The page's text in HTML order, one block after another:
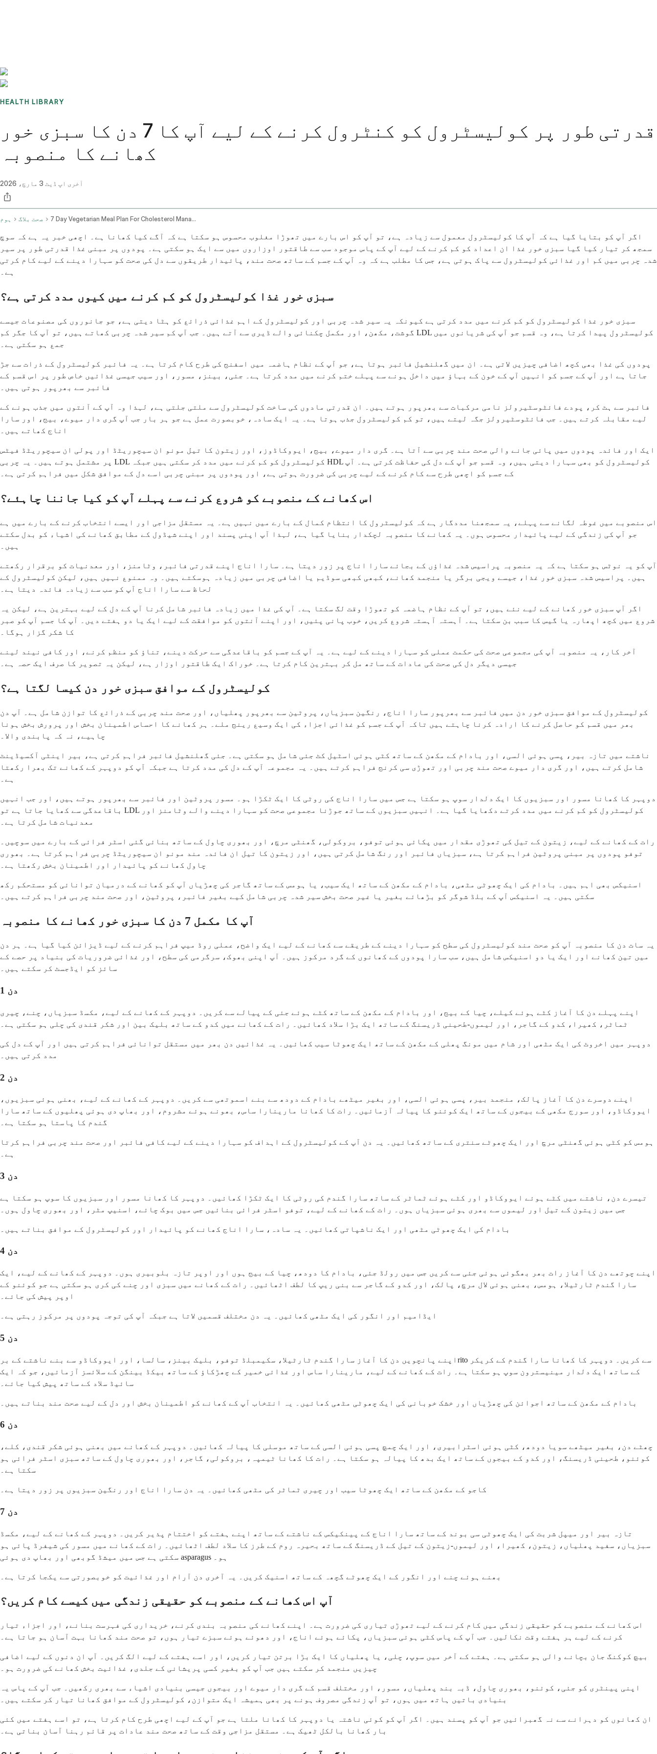
HEALTH LIBRARY
قدرتی طور پر کولیسٹرول کو کنٹرول کرنے کے لیے آپ کا 7 دن کا سبزی خور
کھانے کا منصوبہ
آخری اپ ڈیٹ 3 مارچ، 2026
ہوم صحت بلاگ 7 Day Vegetarian Meal Plan For Cholesterol Management
اگر آپ کو بتایا گیا ہے کہ آپ کا کولیسٹرول معمول سے زیادہ ہے، تو آپ کو اس بارے میں تھوڑا مغلوب محسوس ہو سکتا ہے کہ آگے کیا کھانا ہے۔ اچھی خبر یہ ہے کہ سوچ
سمجھ کر تیار کیا گیا سبزی خور غذا ان اعداد کو کم کرنے کے لیے آپ کے پاس موجود سب سے طاقتور اوزاروں میں سے ایک ہو سکتی ہے۔ پودوں پر مبنی غذا قدرتی طور پر سیر
شدہ چربی میں کم اور غذائی کولیسٹرول سے پاک ہوتی ہے، جس کا مطلب ہے کہ وہ آپ کے جسم کے ساتھ صحت مند، پائیدار طریقوں سے دل کی صحت کو سہارا دینے کے لیے کام کرتی
ہے۔
سبزی خور غذا کولیسٹرول کو کم کرنے میں کیوں مدد کرتی ہے؟
سبزی خور غذا کولیسٹرول کو کم کرنے میں مدد کرتی ہے کیونکہ یہ سیر شدہ چربی اور کولیسٹرول کے اہم غذائی ذرائع کو ہٹا دیتی ہے، جو جانوروں کی مصنوعات جیسے
گوشت، مکھن، اور مکمل چکنائی والے ڈیری سے آتے ہیں۔ جب آپ کم سیر شدہ چربی کھاتے ہیں، تو آپ کا جگر کم LDL کولیسٹرول پیدا کرتا ہے، وہ قسم جو آپ کی شریانوں میں
جمع ہو سکتی ہے۔
پودوں کی غذا بھی کچھ اضافی چیزیں لاتی ہے۔ ان میں گھلنشیل فائبر ہوتا ہے، جو آپ کے نظام ہاضمہ میں اسفنج کی طرح کام کرتا ہے۔ یہ فائبر کولیسٹرول کے ذرات سے جڑ
جاتا ہے اور آپ کے جسم کو انہیں آپ کے خون کے بہاؤ میں داخل ہونے سے پہلے ختم کرنے میں مدد کرتا ہے۔ جئی، بینز، مسور، اور سیب جیسی غذائیں خاص طور پر اس قسم کے
فائبر سے بھرپور ہوتی ہیں۔
فائبر سے ہٹ کر، پودے فائٹوسٹیرولز نامی مرکبات سے بھرپور ہوتے ہیں۔ ان قدرتی مادوں کی ساخت کولیسٹرول سے ملتی جلتی ہے، لہذا وہ آپ کے آنتوں میں جذب ہونے کے
لیے مقابلہ کرتے ہیں۔ جب فائٹوسٹیرولز جگہ لیتے ہیں، تو کم کولیسٹرول جذب ہوتا ہے۔ یہ ایک سادہ، خوبصورت عمل ہے جو ہر بار جب آپ گری دار میوے، بیج، اور سارا
اناج کھاتے ہیں۔
ایک اور فائدہ پودوں میں پائی جانے والی صحت مند چربی سے آتا ہے۔ گری دار میوے، بیج، ایووکاڈوز، اور زیتون کا تیل مونو ان سیچوریٹڈ اور پولی ان سیچوریٹڈ فیٹس
پر مشتمل ہوتے ہیں۔ یہ چربی LDL کولیسٹرول کو کم کرنے میں مدد کر سکتی ہیں جبکہ HDL کولیسٹرول کو بھی سہارا دیتی ہیں، وہ قسم جو آپ کے دل کی حفاظت کرتی ہے۔ آپ
کے جسم کو اچھی طرح سے کام کرنے کے لیے چربی کی ضرورت ہوتی ہے، اور پودوں پر مبنی چربی اسے دل کے موافق شکل میں فراہم کرتی ہے۔
اس کھانے کے منصوبے کو شروع کرنے سے پہلے آپ کو کیا جاننا چاہئے؟
اس منصوبے میں غوطہ لگانے سے پہلے، یہ سمجھنا مددگار ہے کہ کولیسٹرول کا انتظام کمال کے بارے میں نہیں ہے۔ یہ مستقل مزاجی اور ایسے انتخاب کرنے کے بارے میں ہے
جو آپ کی زندگی کے لیے پائیدار محسوس ہوں۔ یہ کھانے کا منصوبہ لچکدار بنایا گیا ہے، لہذا آپ اپنی پسند اور اپنے شیڈول کے مطابق کھانے کی اشیاء کو بدل سکتے
ہیں۔
آپ کو یہ نوٹس ہو سکتا ہے کہ یہ منصوبہ پراسیس شدہ غذاؤں کے بجائے سارا اناج پر زور دیتا ہے۔ سارا اناج اپنے قدرتی فائبر، وٹامنز، اور معدنیات کو برقرار رکھتے
ہیں۔ پراسیس شدہ سبزی خور غذا، جیسے ویجی برگر یا منجمد کھانے، کبھی کبھی سوڈیم یا اضافی چربی میں زیادہ ہوسکتے ہیں۔ وہ ممنوع نہیں ہیں، لیکن کولیسٹرول کے
لحاظ سے سارا اناج آپ کو سب سے زیادہ فائدہ دیتا ہے۔
اگر آپ سبزی خور کھانے کے لیے نئے ہیں، تو آپ کے نظام ہاضمہ کو تھوڑا وقت لگ سکتا ہے۔ آپ کی غذا میں زیادہ فائبر شامل کرنا آپ کے دل کے لیے بہترین ہے، لیکن یہ
شروع میں کچھ اپھارہ یا گیس کا سبب بن سکتا ہے۔ آہستہ آہستہ شروع کریں، خوب پانی پئیں، اور اپنے آنتوں کو موافقت کے لیے ایک یا دو ہفتے دیں۔ آپ کا جسم آپ کو صبر
کا شکر گزار ہوگا۔
آخر کار، یہ منصوبہ آپ کی مجموعی صحت کی حکمت عملی کو سہارا دینے کے لیے ہے۔ یہ آپ کے جسم کو باقاعدگی سے حرکت دینے، تناؤ کو منظم کرنے، اور کافی نیند لینے
جیسی دیگر دل کی صحت کی عادات کے ساتھ مل کر بہترین کام کرتا ہے۔ خوراک ایک طاقتور اوزار ہے، لیکن یہ تصویر کا صرف ایک حصہ ہے۔
کولیسٹرول کے موافق سبزی خور دن کیسا لگتا ہے؟
کولیسٹرول کے موافق سبزی خور دن میں فائبر سے بھرپور سارا اناج، رنگین سبزیاں، پروٹین سے بھرپور پھلیاں، اور صحت مند چربی کے ذرائع کا توازن شامل ہے۔ آپ دن
بھر میں قسم کو حاصل کرنے کا ارادہ کرنا چاہتے ہیں تاکہ آپ کے جسم کو غذائی اجزاء کی ایک وسیع رینج ملے۔ ہر کھانے کا احساس اطمینان بخش اور پرورش بخش ہونا
چاہیے، نہ کہ پابندی والا۔
ناشتے میں تازہ بیر، پسی ہوئی السی، اور بادام کے مکھن کے ساتھ کٹی ہوئی اسٹیل کٹ جئی شامل ہو سکتی ہے۔ جئی گھلنشیل فائبر فراہم کرتی ہے، بیر اینٹی آکسیڈینٹ
شامل کرتے ہیں، اور گری دار میوے صحت مند چربی اور تھوڑی سی کرنج فراہم کرتے ہیں۔ یہ مجموعہ آپ کے دل کی مدد کرتا ہے جبکہ آپ کو دوپہر کے کھانے تک بھرا رکھتا
ہے۔
دوپہر کا کھانا مسور اور سبزیوں کا ایک دلدار سوپ ہو سکتا ہے جس میں سارا اناج کی روٹی کا ایک ٹکڑا ہو۔ مسور پروٹین اور فائبر سے بھرپور ہوتے ہیں، اور جب انہیں
باقاعدگی سے کھایا جاتا ہے تو LDL کولیسٹرول کو کم کرنے میں مدد کرتے دکھایا گیا ہے۔ انہیں سبزیوں کے ساتھ جوڑنا مجموعی صحت کو سہارا دینے والے وٹامنز اور
معدنیات شامل کرتا ہے۔
رات کے کھانے کے لیے، زیتون کے تیل کی تھوڑی مقدار میں پکائی ہوئی توفو، بروکولی، گھنٹی مرچ، اور بھوری چاول کے ساتھ بنائی گئی اسٹر فرائی کے بارے میں سوچیں۔
توفو پودوں پر مبنی پروٹین فراہم کرتا ہے، سبزیاں فائبر اور رنگ شامل کرتی ہیں، اور زیتون کا تیل ان فائدہ مند مونو ان سیچوریٹڈ چربی فراہم کرتا ہے۔ بھوری
چاول کھانے کو پائیدار اور اطمینان بخش رکھتا ہے۔
اسنیکس بھی اہم ہیں۔ بادام کی ایک چھوٹی مٹھی، بادام کے مکھن کے ساتھ ایک سیب، یا ہومس کے ساتھ گاجر کی چھڑیاں آپ کو کھانے کے درمیان توانائی کو مستحکم رکھ
سکتی ہیں۔ یہ اسنیکس آپ کے بلڈ شوگر کو بڑھائے بغیر یا غیر صحت بخش سیر شدہ چربی شامل کیے بغیر فائبر، پروٹین، اور صحت مند چربی فراہم کرتے ہیں۔
آپ کا مکمل 7 دن کا سبزی خور کھانے کا منصوبہ
یہ سات دن کا منصوبہ آپ کو صحت مند کولیسٹرول کی سطح کو سہارا دینے کے طریقے سے کھانے کے لیے ایک واضح، عملی روڈ میپ فراہم کرنے کے لیے ڈیزائن کیا گیا ہے۔ ہر دن
میں تین کھانے اور ایک یا دو اسنیکس شامل ہیں، سب سارا پودوں کے کھانوں کے گرد مرکوز ہیں۔ آپ اپنی بھوک، سرگرمی کی سطح، اور غذائی ضروریات کی بنیاد پر حصے کے
سائز کو ایڈجسٹ کر سکتے ہیں۔
دن 1
اپنے پہلے دن کا آغاز کٹے ہوئے کیلے، چیا کے بیج، اور بادام کے مکھن کے ساتھ کٹے ہوئے جئی کے پیالے سے کریں۔ دوپہر کے کھانے کے لیے، مکسڈ سبزیاں، چنے، چیری
ٹماٹر، کھیرا، کدو کے گاجر، اور لیموں-طحینی ڈریسنگ کے ساتھ ایک بڑا سلاد کھائیں۔ رات کے کھانے میں کدو کے ساتھ بلیک بین اور شکر قندی کی چلی ہو سکتی ہے۔
دوپہر میں اخروٹ کی ایک مٹھی اور شام میں مونگ پھلی کے مکھن کے ساتھ ایک چھوٹا سیب کھائیں۔ یہ غذائیں دن بھر میں مستقل توانائی فراہم کرتی ہیں اور آپ کے دل کی
مدد کرتی ہیں۔
دن 2
اپنے دوسرے دن کا آغاز پالک، منجمد بیر، پسی ہوئی السی، اور بغیر میٹھے بادام کے دودھ سے بنے اسموتھی سے کریں۔ دوپہر کے کھانے کے لیے، بھنی ہوئی سبزیوں،
ایووکاڈو، اور سورج مکھی کے بیجوں کے ساتھ ایک کوئنو کا پیالہ آزمائیں۔ رات کا کھانا مارینارا ساس، بھونے ہوئے مشروم، اور بھاپ دی ہوئی پھلیوں کے ساتھ سارا
گندم کا پاستا ہو سکتا ہے۔
ہومس کو کٹی ہوئی گھنٹی مرچ اور ایک چھوٹے سنتری کے ساتھ کھائیں۔ یہ دن آپ کے کولیسٹرول کے اہداف کو سہارا دینے کے لیے کافی فائبر اور صحت مند چربی فراہم کرتا
ہے۔
دن 3
تیسرے دن، ناشتے میں کٹے ہوئے ایووکاڈو اور کٹے ہوئے ٹماٹر کے ساتھ سارا گندم کی روٹی کا ایک ٹکڑا کھائیں۔ دوپہر کا کھانا مسور اور سبزیوں کا سوپ ہو سکتا ہے
جس میں زیتون کے تیل اور لیموں سے بھری ہوئی سبزیاں ہوں۔ رات کے کھانے کے لیے، توفو اسٹر فرائی بنائیں جس میں بوک چائے، اسنیپ مٹر، اور بھوری چاول ہوں۔
بادام کی ایک چھوٹی مٹھی اور ایک ناشپاتی کھائیں۔ یہ سادہ، سارا اناج کھانے کو پائیدار اور کولیسٹرول کے موافق بناتے ہیں۔
دن 4
اپنے چوتھے دن کا آغاز رات بھر بھگوئی ہوئی جئی سے کریں جس میں رولڈ جئی، بادام کا دودھ، چیا کے بیج ہوں اور اوپر تازہ بلوبیری ہوں۔ دوپہر کے کھانے کے لیے، ایک
سارا گندم ٹارٹیلا، ہومس، بھنی ہوئی لال مرچ، پالک، اور کدو کے گاجر سے بنی ریپ کا لطف اٹھائیں۔ رات کے کھانے میں سبزی اور چنے کی کری ہو سکتی ہے جو کوئنو کے
اوپر پیش کی جائے۔
ایڈامیم اور انگور کی ایک مٹھی کھائیں۔ یہ دن مختلف قسمیں لاتا ہے جبکہ آپ کی توجہ پودوں پر مرکوز رہتی ہے۔
دن 5
اپنے پانچویں دن کا آغاز سارا گندم ٹارٹیلا، سکیمبلڈ توفو، بلیک بینز، سالسا، اور ایووکاڈو سے بنے ناشتے کے برrito سے کریں۔ دوپہر کا کھانا سارا گندم کے کریکر
کے ساتھ ایک دلدار مینیسترون سوپ ہو سکتا ہے۔ رات کے کھانے کے لیے، مارینارا ساس اور غذائی خمیر کے چھڑکاؤ کے ساتھ بیکڈ بینگن کے سلائسز آزمائیں، جو کہ ایک
سائیڈ سلاد کے ساتھ پیش کیا جائے۔
بادام کے مکھن کے ساتھ اجوائن کی چھڑیاں اور خشک خوبانی کی ایک چھوٹی مٹھی کھائیں۔ یہ انتخاب آپ کے کھانے کو اطمینان بخش اور دل کے لیے صحت مند بناتے ہیں۔
دن 6
چھٹے دن، بغیر میٹھے سویا دودھ، کٹی ہوئی اسٹرابیری، اور ایک چمچ پسی ہوئی السی کے ساتھ موسلی کا پیالہ کھائیں۔ دوپہر کے کھانے میں بھنی ہوئی شکر قندی، کلے،
کوئنو، طحینی ڈریسنگ، اور کدو کے بیجوں کے ساتھ ایک بدھ کا پیالہ ہو سکتا ہے۔ رات کا کھانا ٹیمپہ، بروکولی، گاجر، اور بھوری چاول کے ساتھ سبزی اسٹر فرائی ہو
سکتا ہے۔
کاجو کے مکھن کے ساتھ ایک چھوٹا سیب اور چیری ٹماٹر کی مٹھی کھائیں۔ یہ دن سارا اناج اور رنگین سبزیوں پر زور دیتا ہے۔
دن 7
تازہ بیر اور میپل شربت کی ایک چھوٹی سی بوند کے ساتھ سارا اناج کے پینکیکس کے ناشتے کے ساتھ اپنے ہفتے کو اختتام پذیر کریں۔ دوپہر کے کھانے کے لیے، مکسڈ
سبزیاں، سفید پھلیاں، زیتون، کھیرا، اور لیموں-زیتون کے تیل کے ڈریسنگ کے ساتھ بحیرہ روم کے طرز کا سلاد لطف اٹھائیں۔ رات کے کھانے میں مسور کی شیفرڈ پائی ہو
سکتی ہے جس میں میشڈ گوبھی اور بھاپ دی ہوئی asparagus ہو۔
بھنے ہوئے چنے اور انگور کے ایک چھوٹے گچھہ کے ساتھ اسنیک کریں۔ یہ آخری دن آرام اور غذائیت کو خوبصورتی سے یکجا کرتا ہے۔
آپ اس کھانے کے منصوبے کو حقیقی زندگی میں کیسے کام کریں؟
اس کھانے کے منصوبے کو حقیقی زندگی میں کام کرنے کے لیے تھوڑی تیاری کی ضرورت ہے۔ اپنے کھانے کی منصوبہ بندی کرنے، خریداری کی فہرست بنانے، اور اجزاء تیار
کرنے کے لیے ہر ہفتے وقت نکالیں۔ جب آپ کے پاس کٹی ہوئی سبزیاں، پکائے ہوئے اناج، اور دھوئے ہوئے سبزے تیار ہوں، تو صحت مند کھانا بہت آسان ہو جاتا ہے۔
بیچ کوکنگ جان بچانے والی ہو سکتی ہے۔ ہفتے کے آخر میں سوپ، چلی، یا پھلیاں کا ایک بڑا برتن تیار کریں، اور اسے ہفتے کے لیے الگ کریں۔ آپ ان دنوں کے لیے اضافی
چیزیں منجمد کر سکتے ہیں جب آپ کو بغیر کسی پریشانی کے جلدی، غذائیت بخش کھانے کی ضرورت ہو۔
اپنی پینٹری کو جئی، کوئنو، بھوری چاول، ڈبہ بند پھلیاں، مسور، اور مختلف قسم کے گری دار میوے اور بیجوں جیسی بنیادی اشیاء سے بھری رکھیں۔ جب آپ کے پاس یہ
بنیادی باتیں ہاتھ میں ہوں، تو آپ زندگی مصروف ہونے پر بھی ہمیشہ ایک متوازن، کولیسٹرول کے موافق کھانا تیار کر سکتے ہیں۔
ان کھانوں کو دہرانے سے نہ گھبرائیں جو آپ کو پسند ہیں۔ اگر آپ کو کوئی ناشتہ یا دوپہر کا کھانا ملتا ہے جو آپ کے لیے اچھی طرح کام کرتا ہے، تو اسے ہفتے میں کئی
بار کھانا بالکل ٹھیک ہے۔ مستقل مزاجی وقت کے ساتھ صحت مند عادات پر قائم رہنا آسان بناتی ہے۔